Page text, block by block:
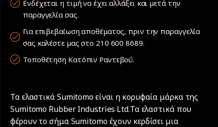
Ενδέχεται η τιμή να έχει αλλάξει και μετά την
παραγγελία σας.
Για επιβεβαίωση αποθέματος, πριν την παραγγελία
σας καλέστε μας στο 210 600 8689.
Τοποθέτηση Κατόπιν Ραντεβού.
Τα ελαστικά Sumitomo είναι η κορυφαία μάρκα της
Sumitomo Rubber Industries Ltd.Τα ελαστικά που
φέρουν το σήμα Sumitomo έχουν κερδίσει μια